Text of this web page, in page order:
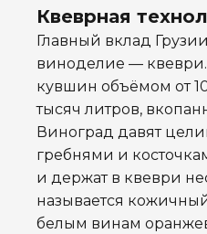
Квеврная
Главный вклад
виноделие —
кувшин объёмом от
тысяч литров,
Виноград давят
гребнями и
и держат в квеври
называется
белым винам